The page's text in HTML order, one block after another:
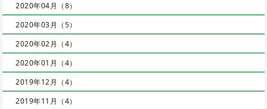
2020年04月（8）
2020年03月（5）
2020年02月（4）
2020年01月（4）
2019年12月（4）
2019年11月（4）